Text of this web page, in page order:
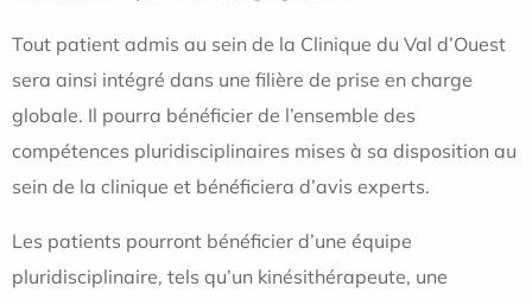
Tout patient admis au sein de la Clinique du Val d’Ouest
sera ainsi intégré dans une filière de prise en charge
globale. Il pourra bénéficier de l’ensemble des
compétences pluridisciplinaires mises à sa disposition au
sein de la clinique et bénéficiera d’avis experts.
Les patients pourront bénéficier d’une équipe
pluridisciplinaire, tels qu’un kinésithérapeute, une